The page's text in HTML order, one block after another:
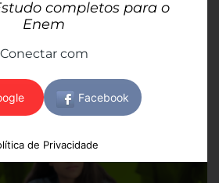
por que esse conceito é tão
completos para o
Enem
Conectar com
de Privacidade